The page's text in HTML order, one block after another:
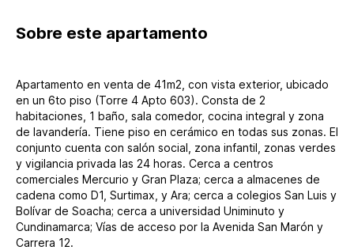
Sobre este apartamento
Apartamento en venta de 41m2, con vista exterior, ubicado
en un 6to piso (Torre 4 Apto 603). Consta de 2
habitaciones, 1 baño, sala comedor, cocina integral y zona
de lavandería. Tiene piso en cerámico en todas sus zonas. El
conjunto cuenta con salón social, zona infantil, zonas verdes
y vigilancia privada las 24 horas. Cerca a centros
comerciales Mercurio y Gran Plaza; cerca a almacenes de
cadena como D1, Surtimax, y Ara; cerca a colegios San Luis y
Bolívar de Soacha; cerca a universidad Uniminuto y
Cundinamarca; Vías de acceso por la Avenida San Marón y
Carrera 12.